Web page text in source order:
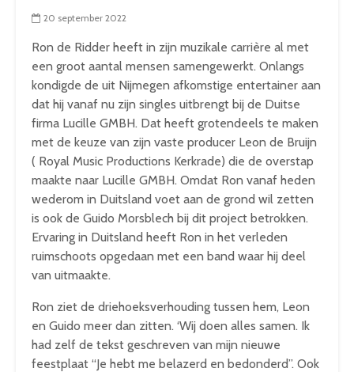
20 september 2022
Ron de Ridder heeft in zijn muzikale carrière al met
een groot aantal mensen samengewerkt. Onlangs
kondigde de uit Nijmegen afkomstige entertainer aan
dat hij vanaf nu zijn singles uitbrengt bij de Duitse
firma Lucille GMBH. Dat heeft grotendeels te maken
met de keuze van zijn vaste producer Leon de Bruijn
( Royal Music Productions Kerkrade) die de overstap
maakte naar Lucille GMBH. Omdat Ron vanaf heden
wederom in Duitsland voet aan de grond wil zetten
is ook de Guido Morsblech bij dit project betrokken.
Ervaring in Duitsland heeft Ron in het verleden
ruimschoots opgedaan met een band waar hij deel
van uitmaakte.
Ron ziet de driehoeksverhouding tussen hem, Leon
en Guido meer dan zitten. ‘Wij doen alles samen. Ik
had zelf de tekst geschreven van mijn nieuwe
feestplaat “Je hebt me belazerd en bedonderd”. Ook